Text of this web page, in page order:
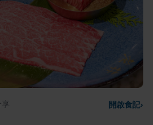
享 開啟食記›